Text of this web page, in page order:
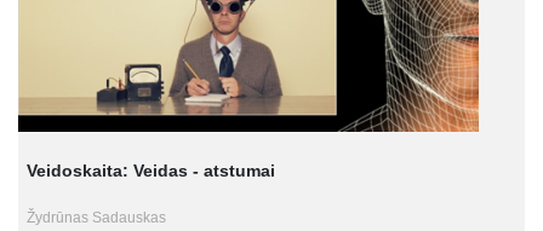
Veidoskaita: Veidas - atstumai
Žydrūnas Sadauskas